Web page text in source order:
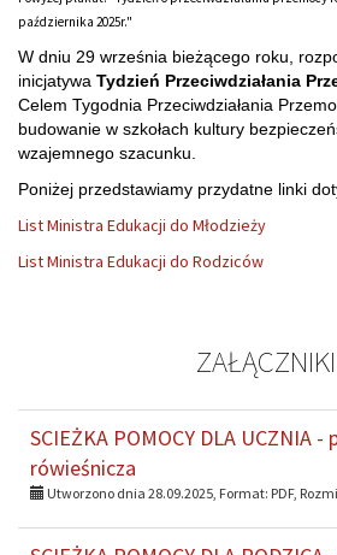
października 2025r."
W dniu 29 września bieżącego roku,
inicjatywa Tydzień Przeciwdziałania
Celem Tygodnia Przeciwdziałania
budowanie w szkołach kultury
wzajemnego szacunku.
Poniżej przedstawiamy przydatne linki
List Ministra Edukacji do Młodzieży
List Ministra Edukacji do Rodziców
SCIEŻKA POMOCY DLA UCZNIA -
rówieśnicza
Utworzono dnia 28.09.2025, Format: PDF,